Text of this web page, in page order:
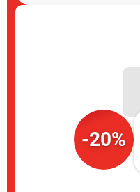
-20%